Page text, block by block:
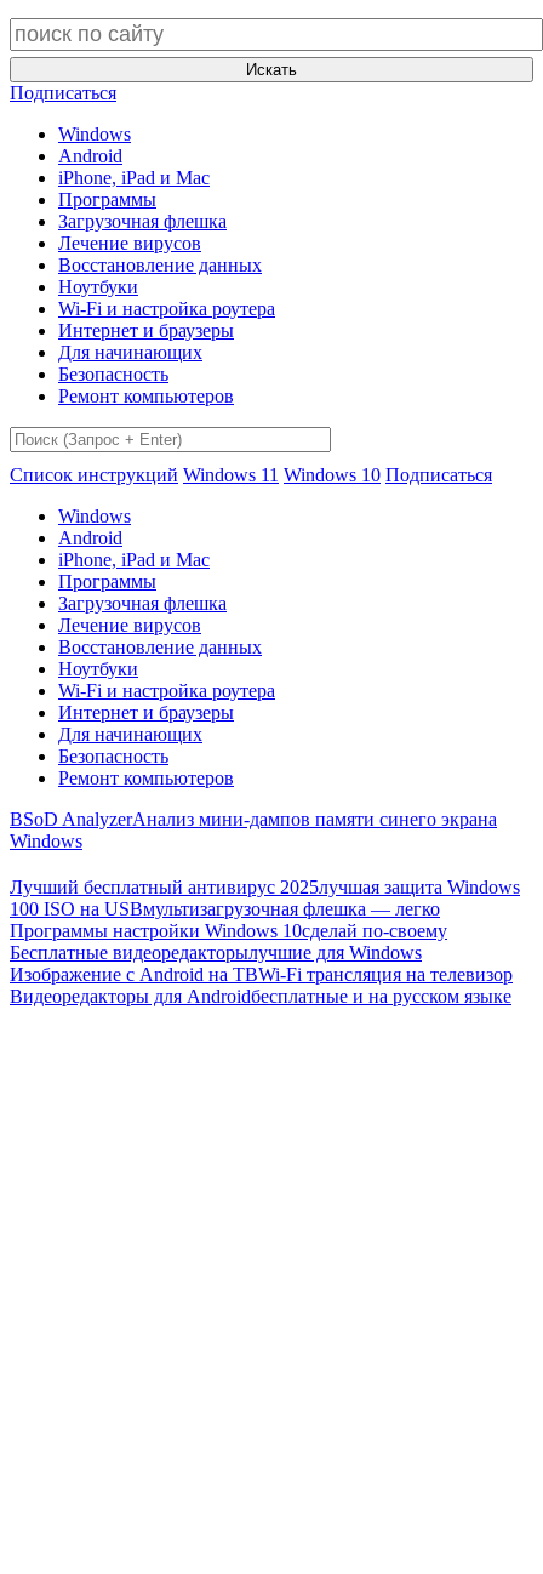
Искать
Подписаться
Windows
Android
iPhone, iPad и Mac
Программы
Загрузочная флешка
Лечение вирусов
Восстановление данных
Ноутбуки
Wi-Fi и настройка роутера
Интернет и браузеры
Для начинающих
Безопасность
Ремонт компьютеров
Список инструкций Windows 11 Windows 10 Подписаться
Windows
Android
iPhone, iPad и Mac
Программы
Загрузочная флешка
Лечение вирусов
Восстановление данных
Ноутбуки
Wi-Fi и настройка роутера
Интернет и браузеры
Для начинающих
Безопасность
Ремонт компьютеров
BSoD AnalyzerАнализ мини-дампов памяти синего экрана
Windows
Лучший бесплатный антивирус 2025лучшая защита Windows
100 ISO на USBмультизагрузочная флешка — легко
Программы настройки Windows 10сделай по-своему
Бесплатные видеоредакторылучшие для Windows
Изображение с Android на ТВWi-Fi трансляция на телевизор
Видеоредакторы для Androidбесплатные и на русском языке